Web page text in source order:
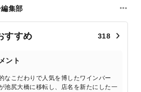
集部
すすめ 318
ント
なこだわりで人気を博したワインバー
池尻大橋に移転し、店名を新たにした一